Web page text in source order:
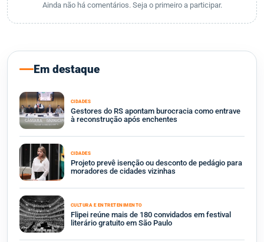
Ainda não há comentários. Seja o primeiro a participar.
Em destaque
CIDADES
Gestores do RS apontam burocracia como entrave
à reconstrução após enchentes
CIDADES
Projeto prevê isenção ou desconto de pedágio para
moradores de cidades vizinhas
CULTURA E ENTRETENIMENTO
Flipei reúne mais de 180 convidados em festival
literário gratuito em São Paulo